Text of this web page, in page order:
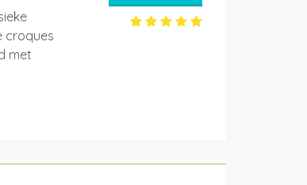
croques
met